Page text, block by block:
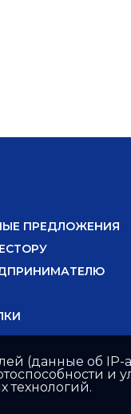
ПРЕДЛОЖЕНИЯ
(данные об
и
технологий.